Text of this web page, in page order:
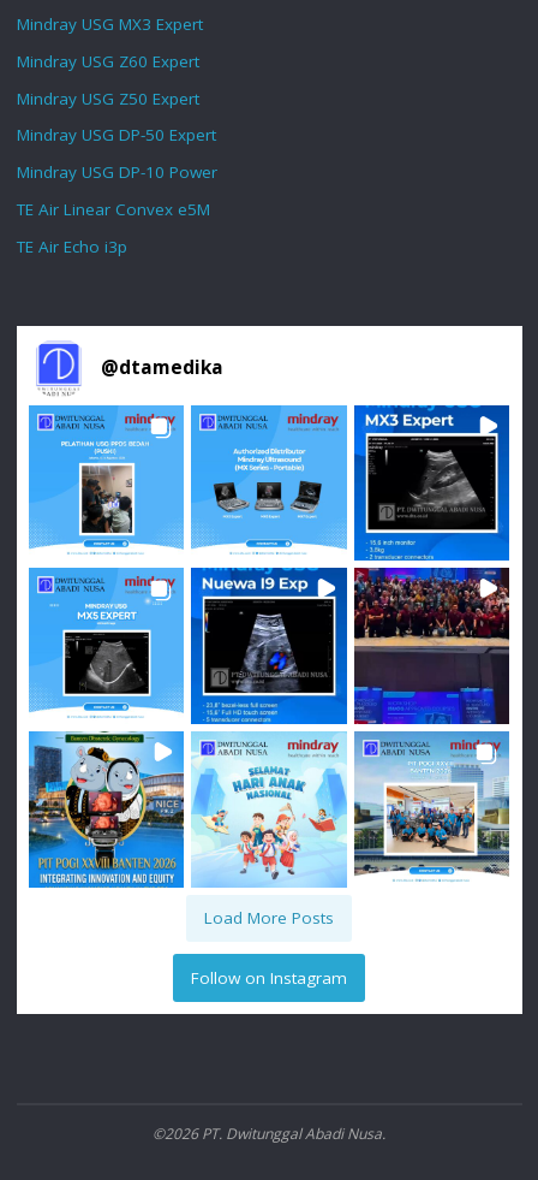
Mindray USG MX3 Expert
Mindray USG Z60 Expert
Mindray USG Z50 Expert
Mindray USG DP-50 Expert
Mindray USG DP-10 Power
TE Air Linear Convex e5M
TE Air Echo i3p
@dtamedika
Load More Posts
Follow on Instagram
©2026 PT. Dwitunggal Abadi Nusa.